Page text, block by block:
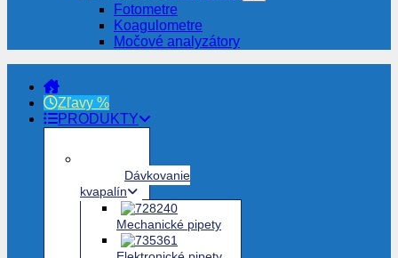
Fotometre
Koagulometre
Močové analyzátory
Zľavy %
PRODUKTY
Dávkovanie
kvapalín
Mechanické pipety